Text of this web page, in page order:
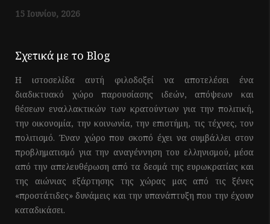
15 Ιουνίου, 2026
Σχετικά με το Blog
Η ιστοσελίδα αυτή φιλοδοξεί να αποτελέσει ένα
διαδικτυακό χώρο παρουσίασης ιδεών, απόψεων και
θέσεων εναλλακτικών των κρατούντων για την πολιτική,
την οικονομία, την κοινωνία, την επιστήμη, τις τέχνες, τον
πολιτισμό. Έναν χώρο που σκοπό έχει να συμβάλλει στον
προβληματισμό για την αναγέννηση του ελληνισμού, μέσα
από την απελευθέρωση από τα δεσμά της ευρωκρατίας και
της αιώνιας εξάρτησης της χώρας μας από τις ξένες
«προστάτιδες» δυνάμεις και την υπανάπτυξη που την έχουν
καταδικάσει.